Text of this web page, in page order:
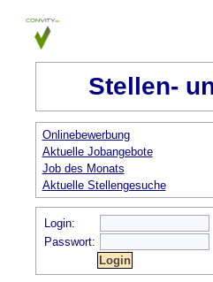
Stellen-
Onlinebewerbung
Aktuelle Jobangebote
Job des Monats
Aktuelle Stellengesuche
Login:
Passwort: